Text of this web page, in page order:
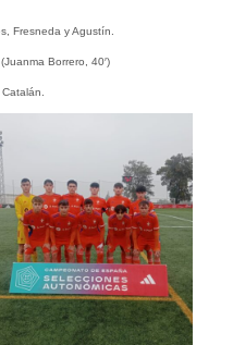
Fresneda y Agustín.
Borrero, 40′)